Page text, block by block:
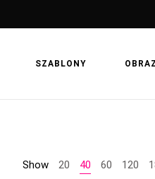
SZABLONY
Show 20 40 60 120